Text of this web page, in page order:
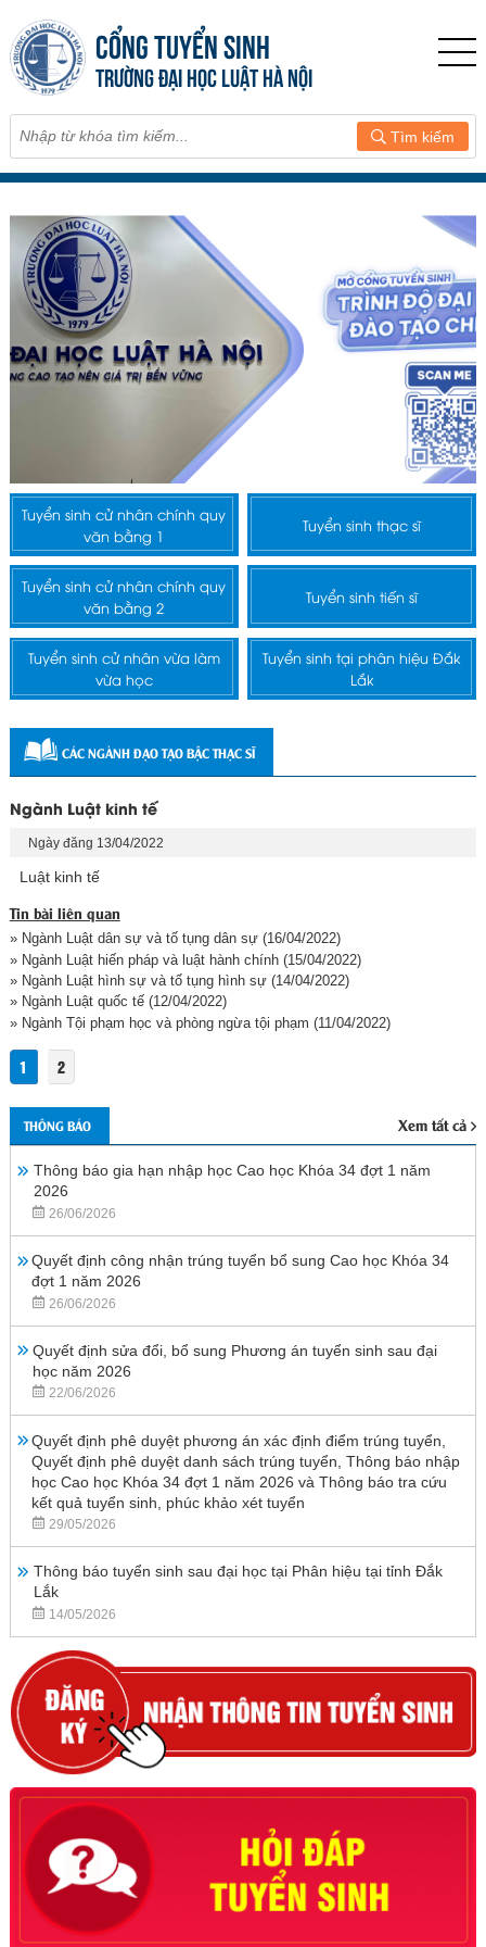
CỔNG TUYỂN SINH
TRƯỜNG ĐẠI HỌC LUẬT HÀ NỘI
Tìm kiếm
Tuyển sinh cử nhân chính quy
văn bằng 1
Tuyển sinh thạc sĩ
Tuyển sinh cử nhân chính quy
văn bằng 2
Tuyển sinh tiến sĩ
Tuyển sinh cử nhân vừa làm
vừa học
Tuyển sinh tại phân hiệu Đắk
Lắk
CÁC NGÀNH ĐẠO TẠO BẬC THẠC SĨ
Ngành Luật kinh tế
Ngày đăng 13/04/2022
Luật kinh tế
Tin bài liên quan
» Ngành Luật dân sự và tố tụng dân sự(16/04/2022)
» Ngành Luật hiến pháp và luật hành chính(15/04/2022)
» Ngành Luật hình sự và tố tụng hình sự(14/04/2022)
» Ngành Luật quốc tế(12/04/2022)
» Ngành Tội phạm học và phòng ngừa tội phạm (11/04/2022)
1 2
THÔNG BÁO Xem tất cả
Thông báo gia hạn nhập học Cao học Khóa 34 đợt 1 năm
2026
26/06/2026
Quyết định công nhận trúng tuyển bổ sung Cao học Khóa 34
đợt 1 năm 2026
26/06/2026
Quyết định sửa đổi, bổ sung Phương án tuyển sinh sau đại
học năm 2026
22/06/2026
Quyết định phê duyệt phương án xác định điểm trúng tuyển,
Quyết định phê duyệt danh sách trúng tuyển, Thông báo nhập
học Cao học Khóa 34 đợt 1 năm 2026 và Thông báo tra cứu
kết quả tuyển sinh, phúc khảo xét tuyển
29/05/2026
Thông báo tuyển sinh sau đại học tại Phân hiệu tại tỉnh Đắk
Lắk
14/05/2026